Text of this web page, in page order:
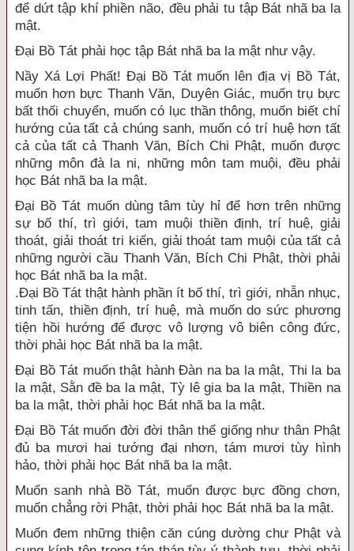
để dứt tập khí phiền não, đều phải tu tập Bát nhã ba la
mật.
Đại Bồ Tát phải học tập Bát nhã ba la mật như vậy.
Nầy Xá Lợi Phất! Đại Bồ Tát muốn lên địa vị Bồ Tát,
muốn hơn bực Thanh Văn, Duyên Giác, muốn trụ bực
bất thối chuyển, muốn có lục thần thông, muốn biết chí
hướng của tất cả chúng sanh, muốn có trí huệ hơn tất
cả của tất cả Thanh Văn, Bích Chi Phật, muốn được
những môn đà la ni, những môn tam muội, đều phải
học Bát nhã ba la mật.
Đại Bồ Tát muốn dùng tâm tùy hỉ để hơn trên những
sự bố thí, trì giới, tam muội thiền định, trí huệ, giải
thoát, giải thoát tri kiến, giải thoát tam muội của tất cả
những người cầu Thanh Văn, Bích Chi Phật, thời phải
học Bát nhã ba la mật.
.Đại Bồ Tát thật hành phần ít bố thí, trì giới, nhẫn nhục,
tinh tấn, thiền định, trí huệ, mà muốn do sức phương
tiện hồi hướng để được vô lượng vô biên công đức,
thời phải học Bát nhã ba la mật.
Đại Bồ Tát muốn thật hành Đàn na ba la mật, Thi la ba
la mật, Sằn đề ba la mật, Tỳ lê gia ba la mật, Thiền na
ba la mật, thời phải học Bát nhã ba la mật.
Đại Bồ Tát muốn đời đời thân thể giống như thân Phật
đủ ba mươi hai tướng đại nhơn, tám mươi tùy hình
hảo, thời phải học Bát nhã ba la mật.
Muốn sanh nhà Bồ Tát, muốn được bực đồng chơn,
muốn chẳng rời Phật, thời phải học Bát nhã ba la mật.
Muốn đem những thiện căn cúng dường chư Phật và